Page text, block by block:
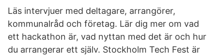
Läs intervjuer med deltagare, arrangörer,
kommunalråd och företag. Lär dig mer om vad
ett hackathon är, vad nyttan med det är och hur
du arrangerar ett själv. Stockholm Tech Fest är